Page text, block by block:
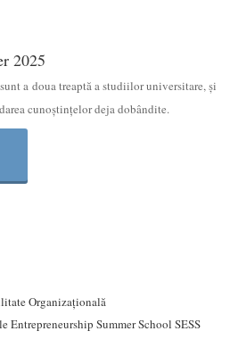
2025
a doua treaptă a studiilor universitare, şi
cunoştinţelor deja dobândite.
Organizațională
Entrepreneurship Summer School SESS